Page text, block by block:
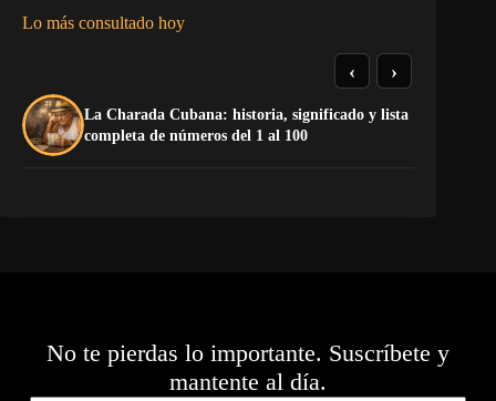
Lo más consultado hoy
La Charada Cubana: historia, significado y lista
completa de números del 1 al 100
‹ ›
No te pierdas lo importante. Suscríbete y
mantente al día.